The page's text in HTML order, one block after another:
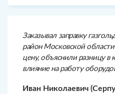
Заказывал заправку
район Московской
цену, объяснили разницу в
влияние на работу
Иван Николаевич